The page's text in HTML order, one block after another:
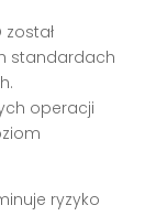
standardach
operacji
ryzyko